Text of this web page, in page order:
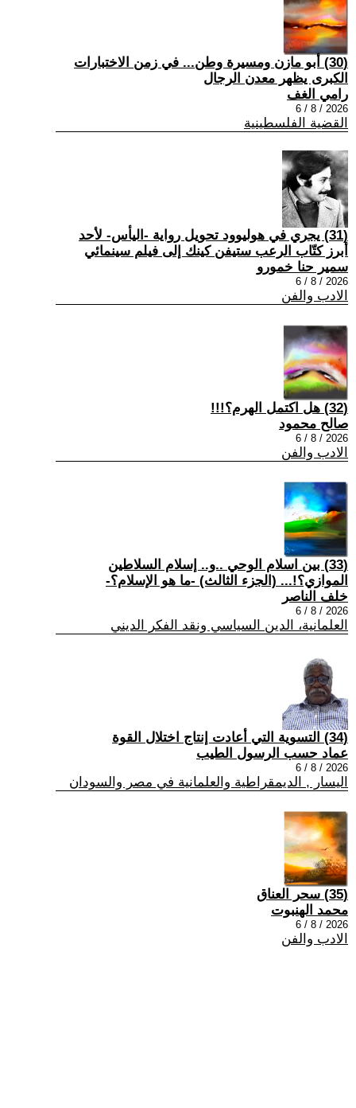
(30) أبو مازن ومسيرة وطن... في زمن الاختبارات
الكبرى يظهر معدن الرجال
رامي الغف
2026 / 8 / 6
القضية الفلسطينية
(31) يجري في هوليوود تحويل رواية -اليأس- لأحد
أبرز كتّاب الرعب ستيفن كينك إلى فيلم سينمائي
سمير حنا خمورو
2026 / 8 / 6
الادب والفن
(32) هل اكتمل الهرم؟!!!
صالح محمود
2026 / 8 / 6
الادب والفن
(33) بين اسلام الوحي ..و.. إسلام السلاطين
الموازي؟!... (الجزء الثالث) -ما هو الإسلام؟-
خلف الناصر
2026 / 8 / 6
العلمانية، الدين السياسي ونقد الفكر الديني
(34) التسوية التي أعادت إنتاج اختلال القوة
عماد حسب الرسول الطيب
2026 / 8 / 6
اليسار , الديمقراطية والعلمانية في مصر والسودان
(35) سحر العناق
محمد الهنبوت
2026 / 8 / 6
الادب والفن